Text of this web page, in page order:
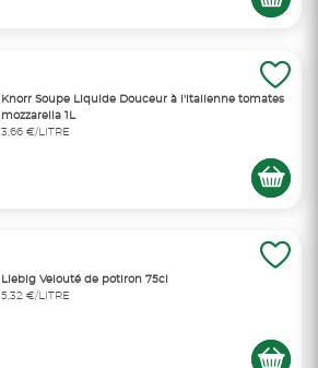
Knorr Soupe Liquide Douceur à l'italienne tomates
mozzarella 1L
3,66 €/LITRE
Liebig Velouté de potiron 75cl
5,32 €/LITRE